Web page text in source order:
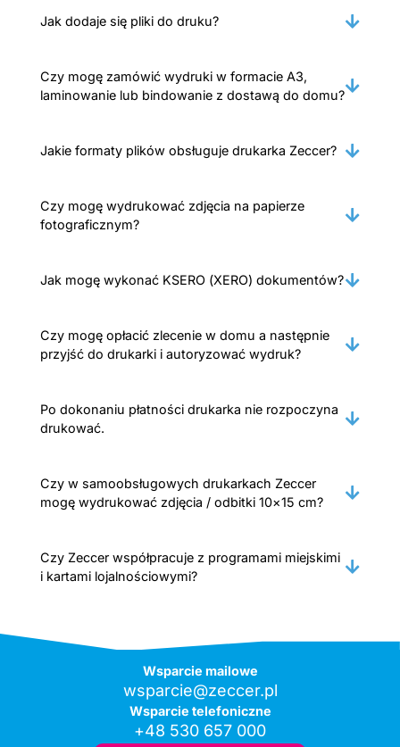
Jak dodaje się pliki do druku?
Czy mogę zamówić wydruki w formacie A3,
laminowanie lub bindowanie z dostawą do domu?
Jakie formaty plików obsługuje drukarka Zeccer?
Czy mogę wydrukować zdjęcia na papierze
fotograficznym?
Jak mogę wykonać KSERO (XERO) dokumentów?
Czy mogę opłacić zlecenie w domu a następnie
przyjść do drukarki i autoryzować wydruk?
Po dokonaniu płatności drukarka nie rozpoczyna
drukować.
Czy w samoobsługowych drukarkach Zeccer
mogę wydrukować zdjęcia / odbitki 10×15 cm?
Czy Zeccer współpracuje z programami miejskimi
i kartami lojalnościowymi?
Wsparcie mailowe
wsparcie@zeccer.pl
Wsparcie telefoniczne
+48 530 657 000